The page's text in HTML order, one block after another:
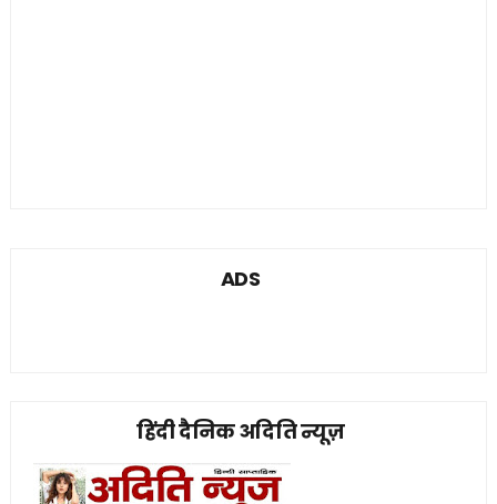
ADS
हिंदी दैनिक अदिति न्यूज़